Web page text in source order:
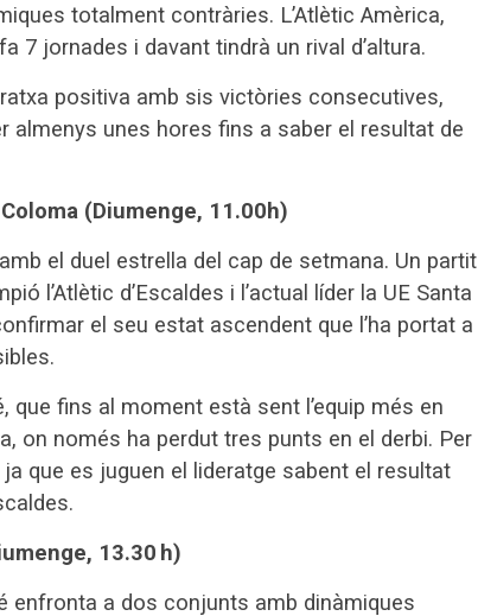
totalment contràries. L’Atlètic Amèrica,
7 jornades i davant tindrà un rival d’altura.
ratxa positiva amb sis victòries consecutives,
almenys unes hores fins a saber el resultat de
(Diumenge, 11.00h)
el duel estrella del cap de setmana. Un partit
l’Atlètic d’Escaldes i l’actual líder la UE Santa
el seu estat ascendent que l’ha portat a
que fins al moment està sent l’equip més en
on només ha perdut tres punts en el derbi. Per
que es juguen el lideratge sabent el resultat
13.30 h)
enfronta a dos conjunts amb dinàmiques